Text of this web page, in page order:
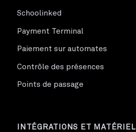
Schoolinked
Payment Terminal
Paiement sur automates
Contrôle des présences
Points de passage
INTÉGRATIONS ET MATÉRIEL